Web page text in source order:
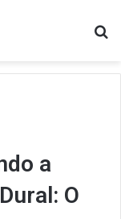
a
O